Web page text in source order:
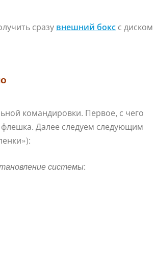
сразу внешний бокс с диском
командировки. Первое, с чего
флешка. Далее следуем следующим
системы: